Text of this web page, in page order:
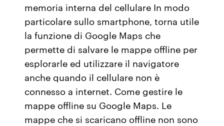
memoria interna del cellulare In modo
particolare sullo smartphone, torna utile
la funzione di Google Maps che
permette di salvare le mappe offline per
esplorarle ed utilizzare il navigatore
anche quando il cellulare non è
connesso a internet. Come gestire le
mappe offline su Google Maps. Le
mappe che si scaricano offline non sono